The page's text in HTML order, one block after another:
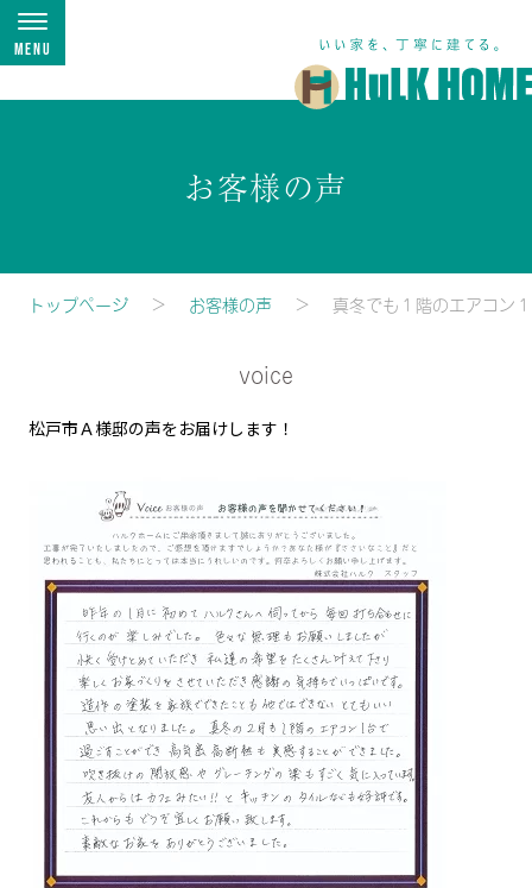
Menu
お客様の声
トップページ お客様の声 真冬でも１階のエアコン
voice
松戸市Ａ様邸の声をお届けします！